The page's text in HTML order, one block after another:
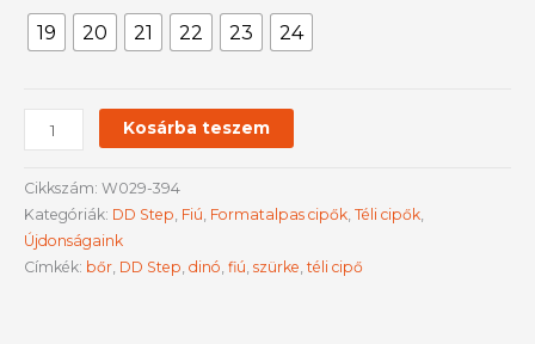
19 20 21 22 23 24
Kosárba teszem
Cikkszám: W029-394
Kategóriák: DD Step Fiú Formatalpas cipők Téli cipők
Újdonságaink
Címkék: bőr DD Step dinó fiú szürke téli cipő